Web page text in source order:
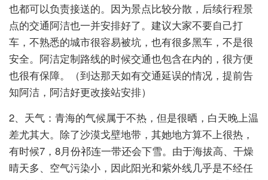
也都可以负责接送的。因为景点比较分散，后续行程景
点的交通阿洁也一并安排好了。建议大家不要自己打
车，不熟悉的城市很容易被坑，也有很多黑车，不是很
安全。阿洁定制路线的时候交通也包含在内的，很方便
也很有保障。（到达那天如有交通延误的情况，提前告
知阿洁，阿洁好更改接站安排）
2、天气：青海的气候属于不热，但是很晒，白天晚上温
差尤其大。除了沙漠戈壁地带，其她地方算不上很热，
有时候7，8月份祁连一带还会下雪。由于海拔高、干燥
晴天多、空气污染小，因此阳光和紫外线几乎是不经任